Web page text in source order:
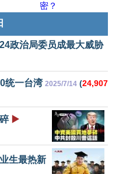
密？
政治局委员成最大威胁
统一台湾 2025/7/14 (24,907
▶️
生最热新